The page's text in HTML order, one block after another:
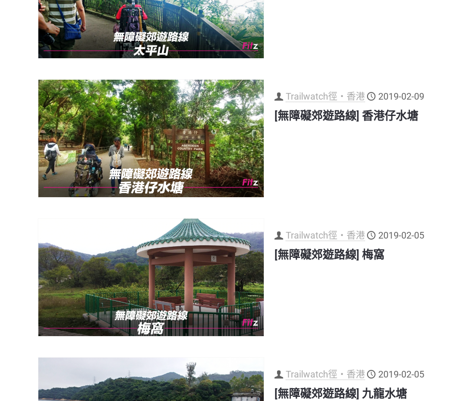
Trailwatch徑‧香港 2019-02-09
[無障礙郊遊路線] 香港仔水塘
Trailwatch徑‧香港 2019-02-05
[無障礙郊遊路線] 梅窩
Trailwatch徑‧香港 2019-02-05
[無障礙郊遊路線] 九龍水塘